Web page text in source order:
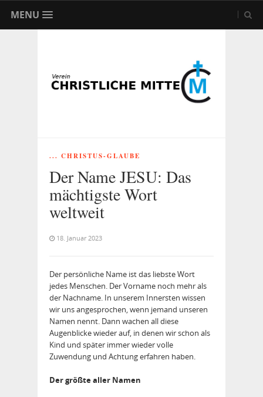
MENU
... CHRISTUS-GLAUBE
Der Name JESU: Das
mächtigste Wort
weltweit
18. Januar 2023
Der persönliche Name ist das liebste Wort
jedes Menschen. Der Vorname noch mehr als
der Nachname. In unserem Innersten wissen
wir uns angesprochen, wenn jemand unseren
Namen nennt. Dann wachen all diese
Augenblicke wieder auf, in denen wir schon als
Kind und später immer wieder volle
Zuwendung und Achtung erfahren haben.
Der größte aller Namen